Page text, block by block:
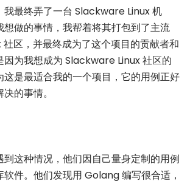
我最终弄了一台 Slackware Linux 机
想做的事情，我帮着将其打包到了主流
区，并最终成为了这个项目的贡献者和
因为我想成为 Slackware Linux 社区的
这是最适合我的一个项目，它的用例正好
的事情。
这种情况，他们因自己量身定制的用例
件。他们发现用 Golang 编写很合适，